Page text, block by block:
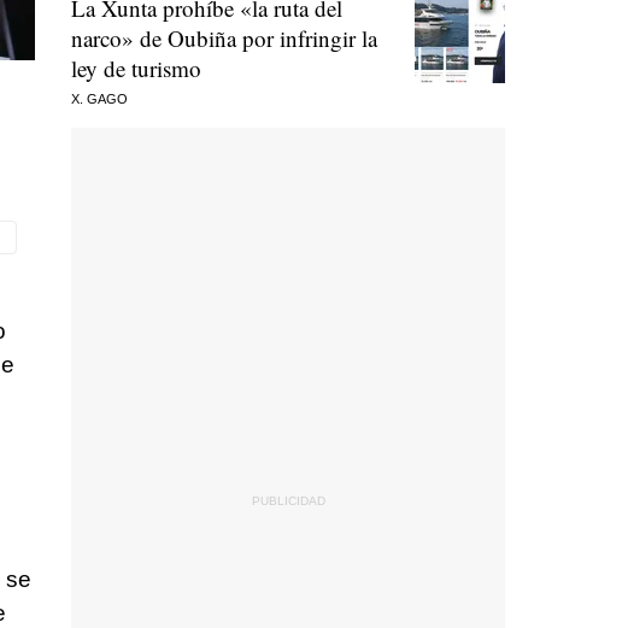
se
La Xunta prohíbe «la ruta del
narco» de Oubiña por infringir la
ley de turismo
X. GAGO